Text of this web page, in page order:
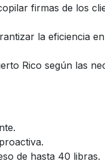
firmas de los
la eficiencia
Rico según las
de hasta 40 libras.